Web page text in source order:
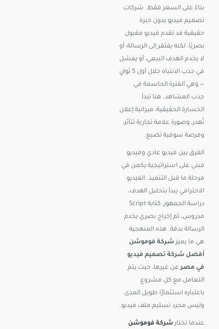
بناءً على السعر فقط. شركات
تصميم فيديو بدون خبرة
حقيقية قد تقدم فيديو مقبول
بصريًا، لكنه يفتقر إلى الرسالة، أو
لا يخدم الهدف البيعي، أو يفشل
في جذب الانتباه خلال أول 5 ثوانٍ
— وهي الفترة الحاسمة في
جذب المشاهد. هنا تبدأ
الخسارة الحقيقية: ميزانية إعلان
تُهدر، وصورة علامة تجارية تتأثر،
وفرصة سوقية تضيع.
الفرق بين فيديو عادي وفيديو
مبني على استراتيجية يكمن في
مرحلة ما قبل التنفيذ. الفيديو
الاحترافي يبدأ بتحليل الهدف،
دراسة الجمهور، كتابة Script
مدروس، ثم إخراج بصري يخدم
الرسالة بدقة. هذه المنهجية
هي ما يميزشركة فوموشن
أفضل شركة تصميم فيديو
في مصرعن غيرها، حيث يتم
التعامل مع كل مشروع
باعتباره استثمارًا طويل المدى
وليس مجرد تسليم ملف فيديو.
عندما تختارشركة فوموشن